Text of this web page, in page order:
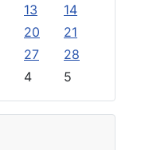
13
14
20
21
27
28
4 5